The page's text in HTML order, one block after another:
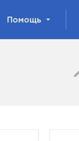
Помощь